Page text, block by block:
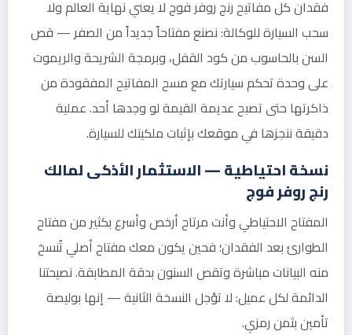
فقدان كل مفاتيح رنج روفر فوج لا يعني نهاية العالم ولا
سحب السيارة للوكالة: نصنع مفتاحاً جديداً من الصفر — قص
السن بالحاسوب من كود القفل، وبرمجة الشريحة والريموت
على وحدة تحكم سيارتك مع مسح المفاتيح المفقودة من
ذاكرتها حتى تصبح عديمة القيمة لو وجدها أحد. عملية
دقيقة ننجزها في موقعك بإثبات ملكيتك للسيارة.
نسخة احتياطية — الاستثمار الأذكى لمالك
رنج روفر فوج
المفتاح الاحتياطي وأنت مرتاح أرخص وأسرع بكثير من مفتاح
الطوارئ بعد الفقدان؛ فحين يكون معك مفتاح أصلي تُنسخ
منه البيانات مباشرة وتقص السنون بدقة المطابقة. نصيحتنا
الدائمة لكل عميل: لا تؤجل النسخة الثانية — إنها بوليصة
تأمين بثمن رمزي.